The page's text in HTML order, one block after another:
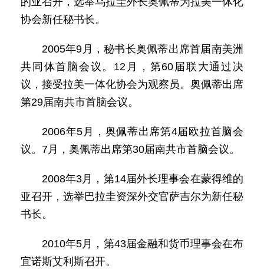
协会新任秘书长。
2005年9月，秘书长奥佩蒂出席首届南美洲
共同体首脑会议。12月，第60届联大通过决
议，接受拉美一体化协会为观察员。奥佩蒂出席
第29届南共市首脑会议。
2006年5月，奥佩蒂出席第4届欧拉首脑会
议。7月，奥佩蒂出席第30届南共市首脑会议。
2008年3月，第14届外长理事会在蒙得维的
亚召开，选举巴拉圭资深外交官萨吉尔为新任秘
书长。
2010年5月，第43届金融和货币理事会在布
宜诺斯艾利斯召开。